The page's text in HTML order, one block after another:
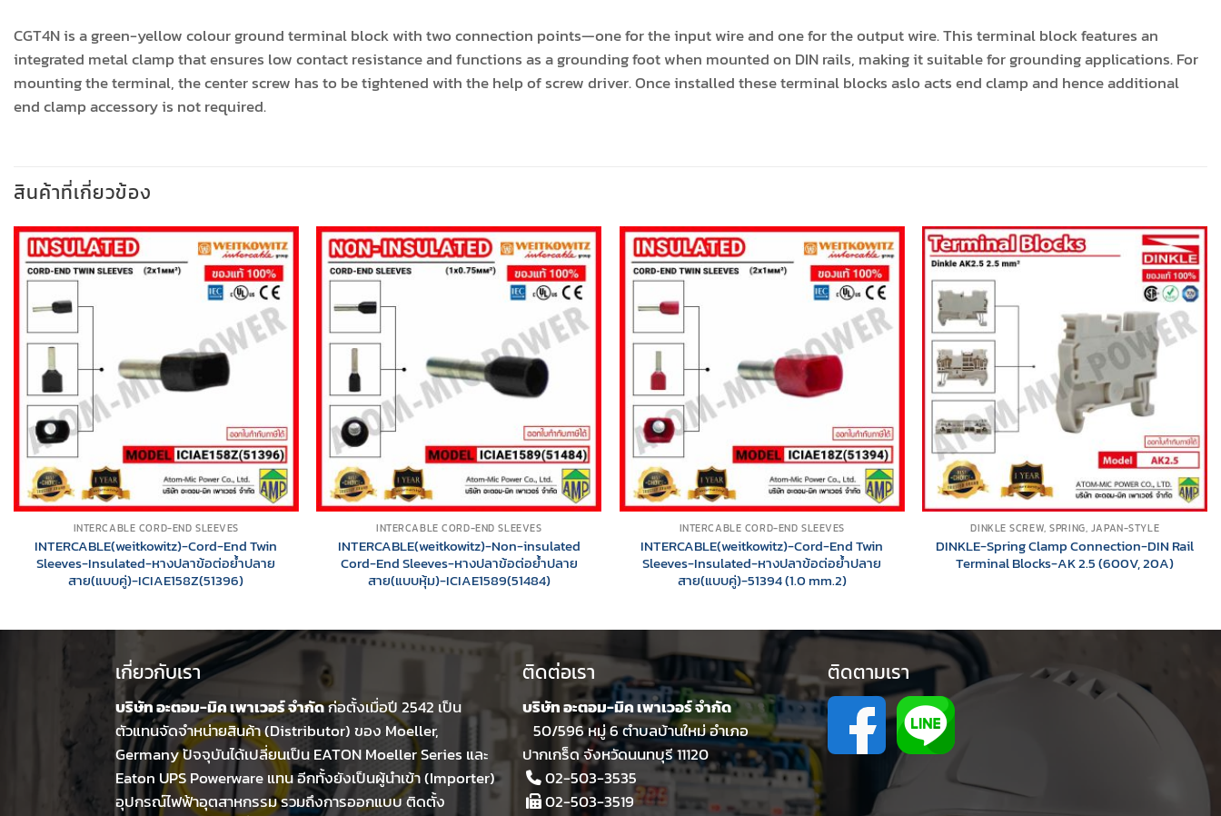
CGT4N is a green-yellow colour ground terminal block with two connection points—one for the input wire and one for the output wire. This terminal block features an
integrated metal clamp that ensures low contact resistance and functions as a grounding foot when mounted on DIN rails, making it suitable for grounding applications. For
mounting the terminal, the center screw has to be tightened with the help of screw driver. Once installed these terminal blocks aslo acts end clamp and hence additional
end clamp accessory is not required.
สินค้าที่เกี่ยวข้อง
INTERCABLE CORD-END SLEEVES
INTERCABLE(weitkowitz)-Cord-End Twin
Sleeves-Insulated-หางปลาข้อต่อย้ำปลาย
สาย(แบบคู่)-ICIAE158Z(51396)
INTERCABLE CORD-END SLEEVES
INTERCABLE(weitkowitz)-Non-insulated
Cord-End Sleeves-หางปลาข้อต่อย้ำปลาย
สาย(แบบหุ้ม)-ICIAE1589(51484)
INTERCABLE CORD-END SLEEVES
INTERCABLE(weitkowitz)-Cord-End Twin
Sleeves-Insulated-หางปลาข้อต่อย้ำปลาย
สาย(แบบคู่)-51394 (1.0 mm.2)
DINKLE SCREW, SPRING, JAPAN-STYLE
DINKLE-Spring Clamp Connection-DIN Rail
Terminal Blocks-AK 2.5 (600V, 20A)
เกี่ยวกับเรา
บริษัท อะตอม-มิค เพาเวอร์ จำกัดก่อตั้งเมื่อปี 2542 เป็น
ตัวแทนจัดจำหน่ายสินค้า (Distributor) ของ Moeller,
Germany ปัจจุบันได้เปลี่ยนเป็น EATON Moeller Series และ
Eaton UPS Powerware แทน อีกทั้งยังเป็นผู้นำเข้า (Importer)
อุปกรณ์ไฟฟ้าอุตสาหกรรม รวมถึงการออกแบบ ติดตั้ง
ติดต่อเรา
บริษัท อะตอม-มิค เพาเวอร์ จำกัด
50/596 หมู่ 6 ตำบลบ้านใหม่ อำเภอ
ปากเกร็ด จังหวัดนนทบุรี 11120
02-503-3535
02-503-3519
ติดตามเรา